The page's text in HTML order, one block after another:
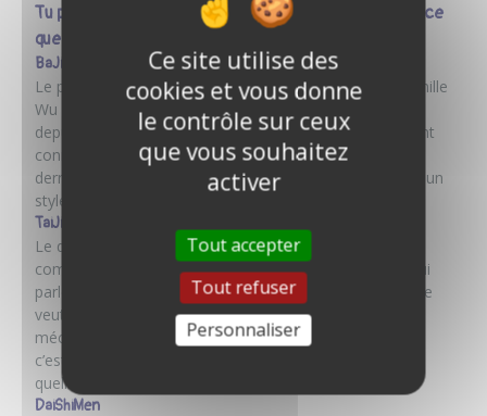
Tu pratiques et enseignes trois styles différents. Est-ce
que tu peux nous en parler ?
BaJi Quan
Le premier, c’est le BaJi Quan (八极拳), le style de la famille
Wu (吴). C’est un style qui se transmet de père en fils
depuis de nombreuses générations. Il est historiquement
connu pour avoir été utilisé par les gardes du corps du
dernier empereur de Chine, sous la dynastie Qing. C’est un
style très explosif, qui m’a plu immédiatement.
TaiJi Quan
Le deuxième, c’est le TaiJi Quan (太极拳), ou Tai-chi
comme on dit en France, dans le style Chen. C’est ce qui
parle au plus grand nombre, parce que tout le monde ne
veut pas forcément la bagarre. Le TaiJi travaille sur les
mécaniques internes et externes du corps. À mes yeux,
c’est une discipline fondamentale, presque obligatoire,
quelle que soit la voie qu’on choisit dans le Kung-fu.
DaiShiMen
Ce site utilise des
cookies et vous donne
le contrôle sur ceux
que vous souhaitez
activer
Tout accepter
Tout refuser
Personnaliser